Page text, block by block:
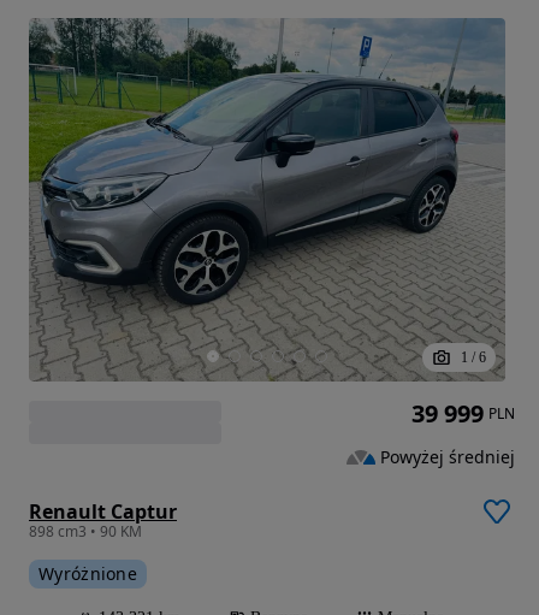
1 / 6
Renault Captur
898 cm3 • 90 KM
Wyróżnione
39 999 PLN
Powyżej średniej